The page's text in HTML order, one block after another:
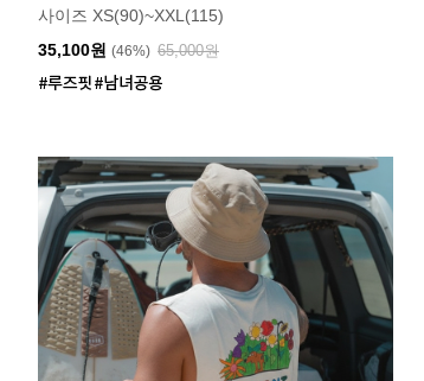
사이즈 XS(90)~XXL(115)
35,100원 (46%) 65,000원